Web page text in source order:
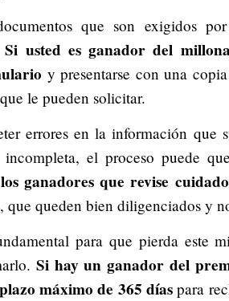
que son exigidos
Si usted es ganador del
y presentarse con una
le pueden solicitar.
errores en la información que
incompleta, el proceso puede
ganadores que revise
que queden bien diligenciados y
para que pierda este
Si hay un ganador del
máximo de 365 díaspara